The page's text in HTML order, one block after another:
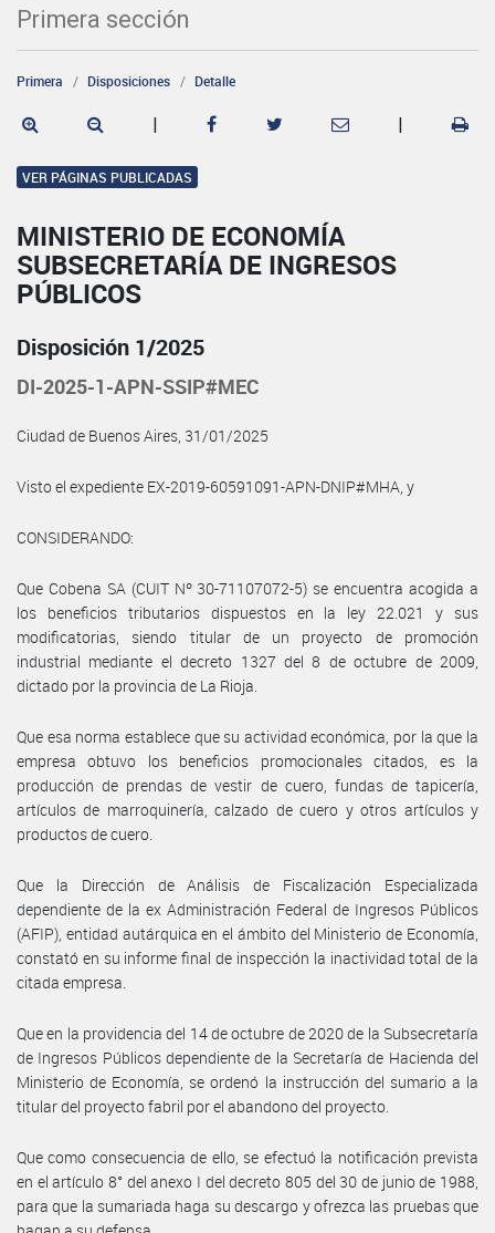
Primera sección
Primera Disposiciones Detalle
| |
VER PÁGINAS PUBLICADAS
MINISTERIO DE ECONOMÍA
SUBSECRETARÍA DE INGRESOS
PÚBLICOS
Disposición 1/2025
DI-2025-1-APN-SSIP#MEC
Ciudad de Buenos Aires, 31/01/2025
Visto el expediente EX-2019-60591091-APN-DNIP#MHA, y
CONSIDERANDO:
Que Cobena SA (CUIT Nº 30-71107072-5) se encuentra acogida a
los beneficios tributarios dispuestos en la ley 22.021 y sus
modificatorias, siendo titular de un proyecto de promoción
industrial mediante el decreto 1327 del 8 de octubre de 2009,
dictado por la provincia de La Rioja.
Que esa norma establece que su actividad económica, por la que la
empresa obtuvo los beneficios promocionales citados, es la
producción de prendas de vestir de cuero, fundas de tapicería,
artículos de marroquinería, calzado de cuero y otros artículos y
productos de cuero.
Que la Dirección de Análisis de Fiscalización Especializada
dependiente de la ex Administración Federal de Ingresos Públicos
(AFIP), entidad autárquica en el ámbito del Ministerio de Economía,
constató en su informe final de inspección la inactividad total de la
citada empresa.
Que en la providencia del 14 de octubre de 2020 de la Subsecretaría
de Ingresos Públicos dependiente de la Secretaría de Hacienda del
Ministerio de Economía, se ordenó la instrucción del sumario a la
titular del proyecto fabril por el abandono del proyecto.
Que como consecuencia de ello, se efectuó la notificación prevista
en el artículo 8° del anexo I del decreto 805 del 30 de junio de 1988,
para que la sumariada haga su descargo y ofrezca las pruebas que